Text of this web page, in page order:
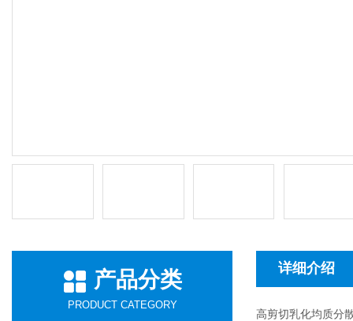
产品分类
PRODUCT CATEGORY
详细介绍
高剪切乳化均质分